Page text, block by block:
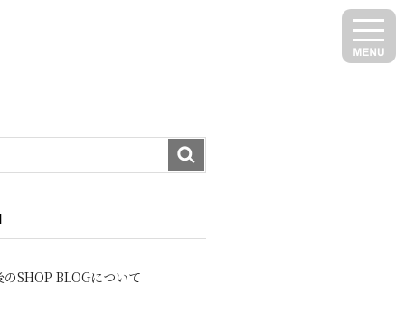
のSHOP BLOGについて